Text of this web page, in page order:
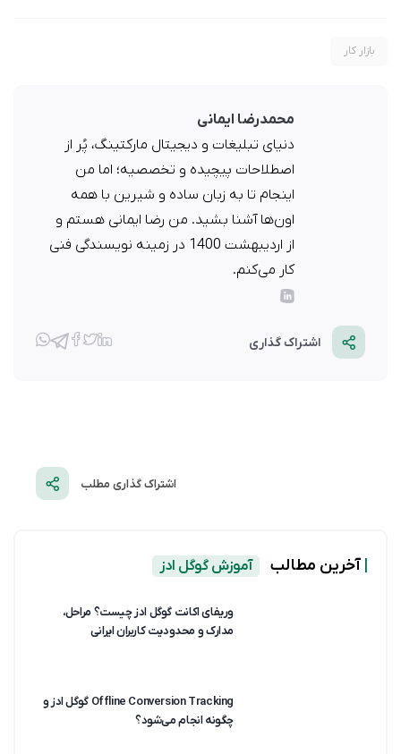
بازار کار
محمدرضا ایمانی
دنیای تبلیغات و دیجیتال مارکتینگ، پُر از
اصطلاحات پیچیده و تخصصیه؛ اما من
اینجام تا به زبان ساده و شیرین با همه
اون‌ها آشنا بشید. من رضا ایمانی هستم و
از اردیبهشت 1400 در زمینه نویسندگی فنی
کار می‌کنم.
اشتراک گذاری
اشتراک گذاری مطلب
آخرین مطالب آموزش گوگل ادز
وریفای اکانت گوگل ادز چیست؟ مراحل،
مدارک و محدودیت کاربران ایرانی
Offline Conversion Tracking گوگل ادز و
چگونه انجام می‌شود؟